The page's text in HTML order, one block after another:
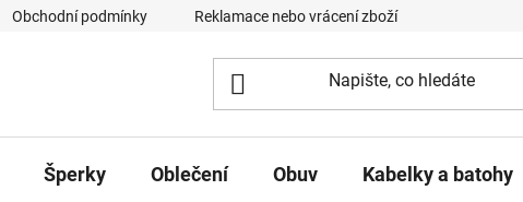
Obchodní podmínky Reklamace nebo vrácení zboží Podmínky
Šperky Oblečení Obuv Kabelky a batohy